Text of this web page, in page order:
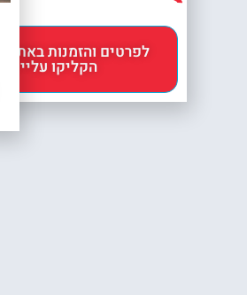
הקליקו עליי 😊